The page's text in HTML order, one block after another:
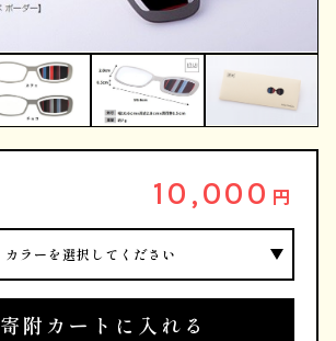
10,000 円
カラーを選択してください
寄附カートに入れる